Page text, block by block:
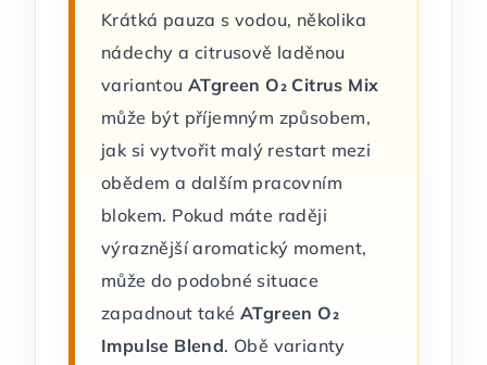
Krátká pauza s vodou, několika
nádechy a citrusově laděnou
variantouATgreen O₂ Citrus Mix
může být příjemným způsobem,
jak si vytvořit malý restart mezi
obědem a dalším pracovním
blokem. Pokud máte raději
výraznější aromatický moment,
může do podobné situace
zapadnout takéATgreen O₂
Impulse Blend. Obě varianty